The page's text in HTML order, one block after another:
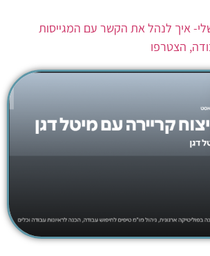
איך לנהל את הקשר עם המגייסות
הצטרפו